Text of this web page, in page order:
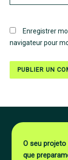
Enregistrer
navigateur pour
O seu
que